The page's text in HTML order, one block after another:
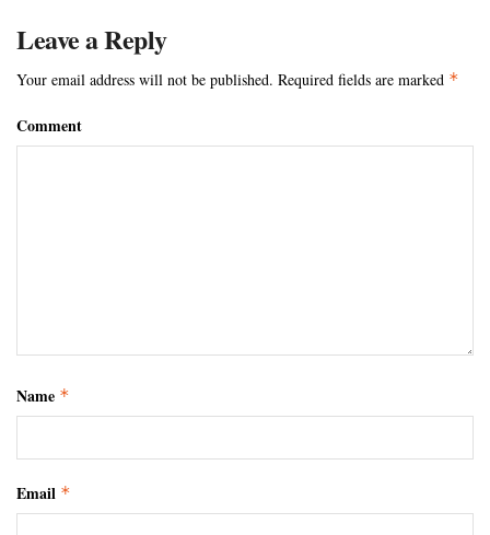
Leave a Reply
Your email address will not be published. Required fields are marked *
Comment
Name *
Email *